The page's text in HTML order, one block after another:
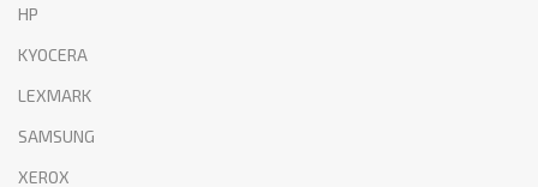
HP
KYOCERA
LEXMARK
SAMSUNG
XEROX